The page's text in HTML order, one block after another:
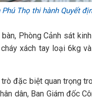
Thọ thi hành Quyết
Phòng Cảnh sát
xách tay loại 6kg
đặc biệt quan trọng
dân, Ban Giám đốc